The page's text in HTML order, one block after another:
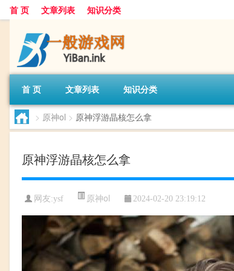
首 页 文章列表 知识分类
首 页 文章列表 知识分类
> 原神ol > 原神浮游晶核怎么拿
原神浮游晶核怎么拿
网友:ysf 原神ol 2024-02-20 23:19:12